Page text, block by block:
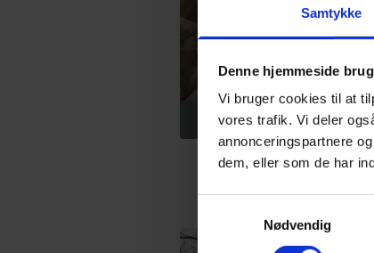
Samtykke
Denne hjemmeside
Vi bruger cookies til at
vores trafik. Vi deler
annonceringspartnere
dem, eller som de har
Nødvendig
HH2A stod for at